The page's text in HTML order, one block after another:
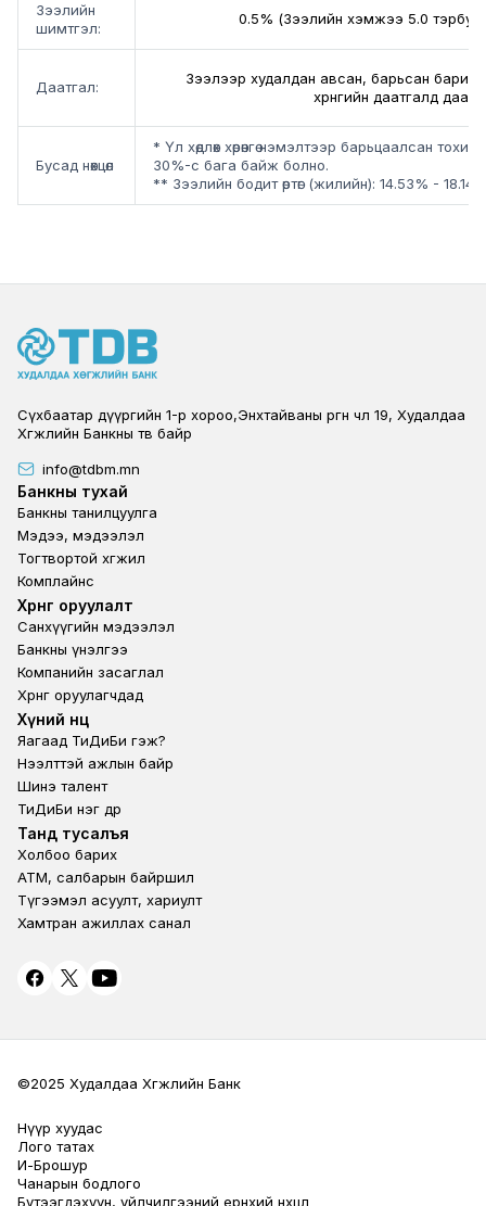
Зээлийн
шимтгэл:
0.5% (Зээлийн хэмжээ 5.0
Даатгал:
Зээлээр худалдан авсан, барьсан
хөрөнгийн даатгалд
Бусад нөхцөл
* Үл хөдлөх хөрөнгө нэмэлтээр барьцаалсан
30%-с бага байж болно.
** Зээлийн бодит өртөг (жилийн): 14.53% -
Сүхбаатар дүүргийн 1-р хороо,Энхтайваны өргөн чөлөө 19, Худалдаа
Хөгжлийн Банкны төв байр
info@tdbm.mn
Footer
Банкны тухай
Банкны танилцуулга
Мэдээ, мэдээлэл
Тогтвортой хөгжил
Комплайнс
Footer third
Хөрөнгө оруулалт
Санхүүгийн мэдээлэл
Банкны үнэлгээ
Компанийн засаглал
Хөрөнгө оруулагчдад
Footer second
Хүний нөөц
Яагаад ТиДиБи гэж?
Нээлттэй ажлын байр
Шинэ талент
ТиДиБи нэг өдөр
Footer fourth
Танд тусалъя
Холбоо барих
ATM, салбарын байршил
Түгээмэл асуулт, хариулт
Хамтран ажиллах санал
©2025 Худалдаа Хөгжлийн Банк
Terms Privacy
Нүүр хуудас
Лого татах
И-Брошур
Чанарын бодлого
Бүтээгдэхүүн, үйлчилгээний ерөнхий нөхцөл